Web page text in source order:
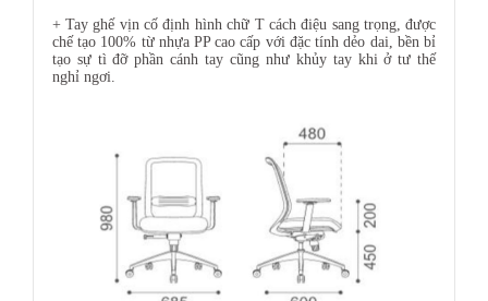
+ Tay ghế vịn cố định hình chữ T cách điệu sang trọng, được
chế tạo 100% từ nhựa PP cao cấp với đặc tính dẻo dai, bền bỉ
tạo sự tì đỡ phần cánh tay cũng như khủy tay khi ở tư thế
nghỉ ngơi.